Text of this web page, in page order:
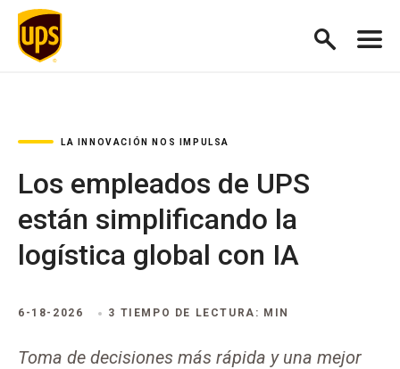
LA INNOVACIÓN NOS IMPULSA
Los empleados de UPS
están simplificando la
logística global con IA
6-18-2026 3 TIEMPO DE LECTURA: MIN
Toma de decisiones más rápida y una mejor